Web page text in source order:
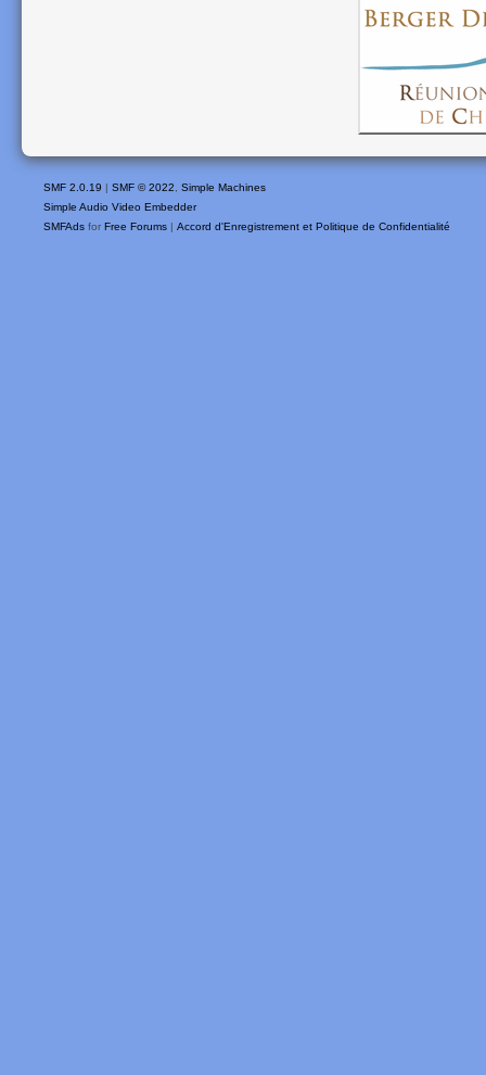
SMF 2.0.19 | SMF © 2022, Simple Machines
Simple Audio Video Embedder
SMFAds for Free Forums | Accord d'Enregistrement et Politique de Confidentialité